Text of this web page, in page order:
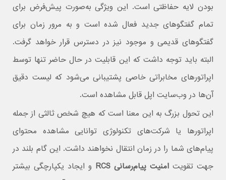
بودن لایه حفاظتی است. این ویژگی به‌صورت پیش‌فرض برای
تمام گفتگوهای جدید فعال شده است و به مرور زمان برای
گفتگوهای قدیمی و موجود نیز در دسترس قرار خواهد گرفت.
البته باید توجه داشت که این قابلیت در حال حاضر تنها توسط
اپراتورهای مخابراتی خاصی پشتیبانی می‌شود که لیست دقیق
آن‌ها در وب‌سایت اپل قابل مشاهده است.
این تحول بزرگ به این معنا است که هیچ شخص ثالثی از جمله
اپراتورها یا شرکت‌های تکنولوژی توانایی مشاهده محتوای
پیام‌های شما را در زمان انتقال نخواهند داشت. این گام بلند در
جهت تقویتامنیت پیام‌رسانی RCS
و ایجاد یکپارچگی بیشتر